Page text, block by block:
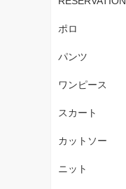
ポロ
パンツ
ワンピース
スカート
カットソー
ニット